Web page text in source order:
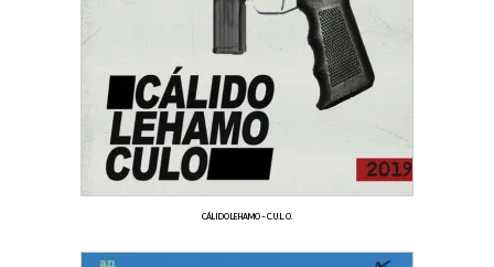
CÁLIDO LEHAMO – C.U.L.O.